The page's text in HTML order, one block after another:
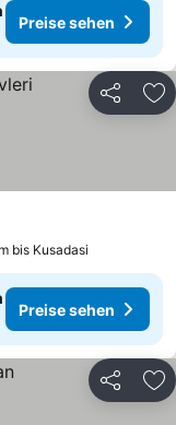
Preise sehen
Teilen
bis Kusadasi
Preise sehen
Teilen